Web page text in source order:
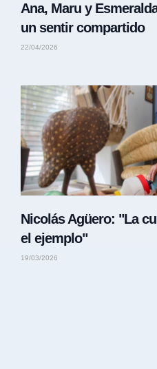
Ana, Maru y
un sentir compartido
22/04/2026
Nicolás Agüero: "La
el ejemplo"
19/03/2026